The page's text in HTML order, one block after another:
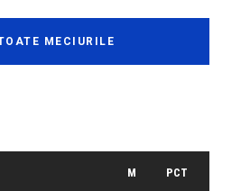
MECIURILE
M PCT